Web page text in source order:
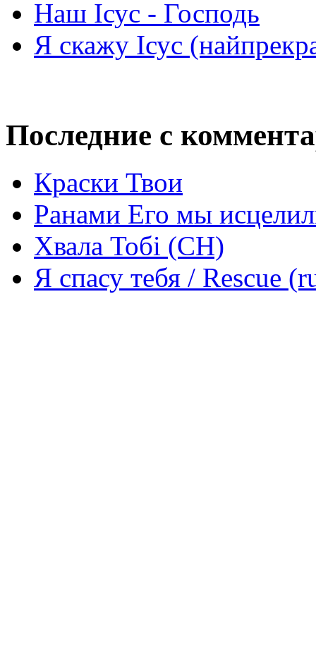
Наш Ісус - Господь
Я скажу Ісус
Последние с
Краски Твои
Ранами Его мы
Хвала Тобі (СН)
Я спасу тебя / Rescue